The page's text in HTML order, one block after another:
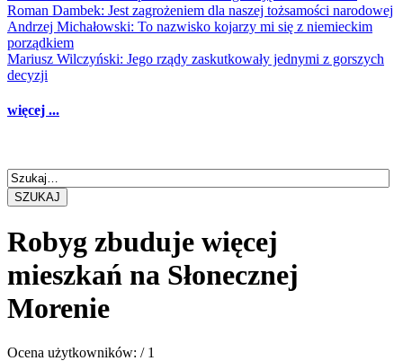
Roman Dambek: Jest zagrożeniem dla naszej tożsamości narodowej
Andrzej Michałowski: To nazwisko kojarzy mi się z niemieckim
porządkiem
Mariusz Wilczyński: Jego rządy zaskutkowały jednymi z gorszych
decyzji
więcej ...
SZUKAJ
Robyg zbuduje więcej
mieszkań na Słonecznej
Morenie
Ocena użytkowników: / 1